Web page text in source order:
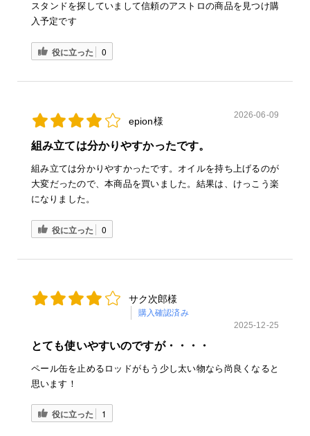
スタンドを探していまして信頼のアストロの商品を見つけ購
入予定です
役に立った 0
epion様
2026-06-09
組み立ては分かりやすかったです。
組み立ては分かりやすかったです。オイルを持ち上げるのが
大変だったので、本商品を買いました。結果は、けっこう楽
になりました。
役に立った 0
サク次郎様
購入確認済み
2025-12-25
とても使いやすいのですが・・・・
ペール缶を止めるロッドがもう少し太い物なら尚良くなると
思います！
役に立った 1